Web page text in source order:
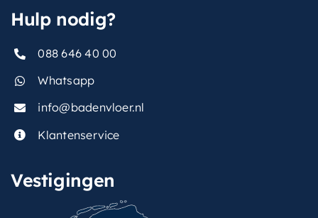
Hulp nodig?
088 646 40 00
Whatsapp
info@badenvloer.nl
Klantenservice
Vestigingen